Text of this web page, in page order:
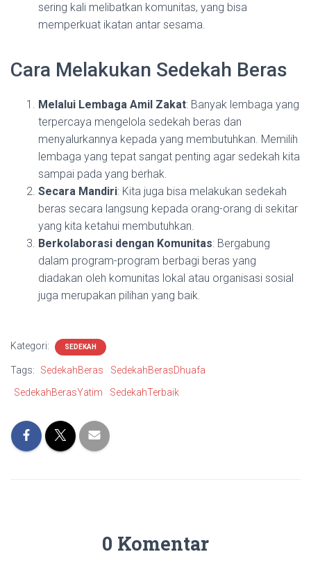
sering kali melibatkan komunitas, yang bisa
memperkuat ikatan antar sesama.
Cara Melakukan Sedekah Beras
Melalui Lembaga Amil Zakat: Banyak lembaga yang
terpercaya mengelola sedekah beras dan
menyalurkannya kepada yang membutuhkan. Memilih
lembaga yang tepat sangat penting agar sedekah kita
sampai pada yang berhak.
Secara Mandiri: Kita juga bisa melakukan sedekah
beras secara langsung kepada orang-orang di sekitar
yang kita ketahui membutuhkan.
Berkolaborasi dengan Komunitas: Bergabung
dalam program-program berbagi beras yang
diadakan oleh komunitas lokal atau organisasi sosial
juga merupakan pilihan yang baik.
Kategori: SEDEKAH
Tags: SedekahBeras
SedekahBerasDhuafa
SedekahBerasYatim
SedekahTerbaik
0 Komentar